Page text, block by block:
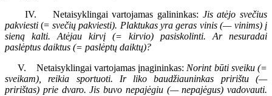
IV. Netaisyklingai vartojamas galininkas: Jis atėjo svečius
pakviesti (= svečių pakviesti). Plaktukas yra geras vinis (— vinims) į
sieną kalti. Atėjau kirvį (= kirvio) pasiskolinti. Ar nesuradai
paslėptus daiktus (= paslėptų daiktų)?
V. Netaisyklingai vartojamas įnagininkas: Norint būti sveiku (=
sveikam), reikia sportuoti. Ir liko baudžiauninkas pririštu (—
pririštas) prie dvaro. Jis buvo nepajėgiu (— nepajėgus) vadovauti.